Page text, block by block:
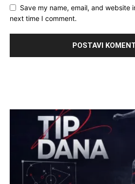
Save my name, email, and website
next time I comment.